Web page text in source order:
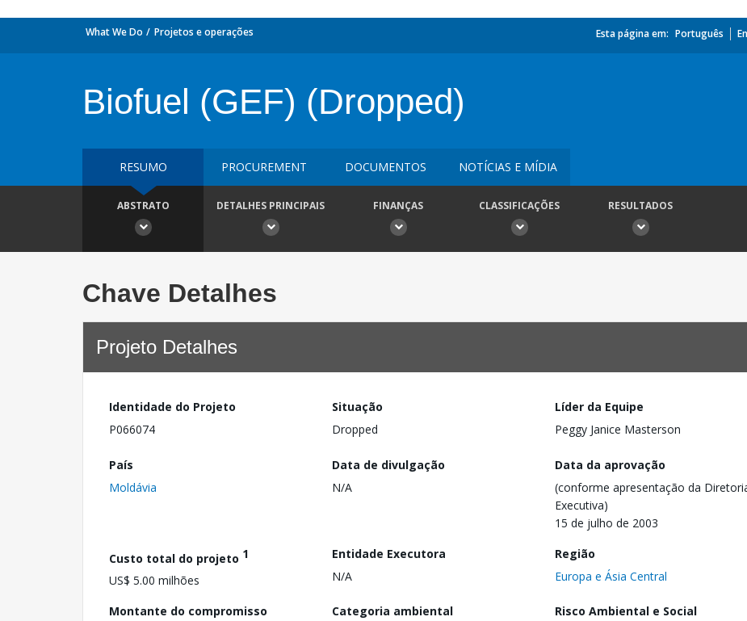
What We Do Projetos e operações Esta página em: Português
Biofuel (GEF) (Dropped)
RESUMO PROCUREMENT DOCUMENTOS NOTÍCIAS E MÍDIA
ABSTRATO DETALHES PRINCIPAIS FINANÇAS CLASSIFICAÇÕES RESULTADOS
Chave Detalhes
Projeto Detalhes
Identidade do Projeto
P066074
Situação
Dropped
Líder da Equipe
Peggy Janice Masterson
País
Moldávia
Data de divulgação
N/A
Data da aprovação
(conforme apresentação da
Executiva)
15 de julho de 2003
Custo total do projeto 1
US$ 5.00 milhões
Entidade Executora
N/A
Região
Europa e Ásia Central
Montante do compromisso
Categoria ambiental
Risco Ambiental e Social